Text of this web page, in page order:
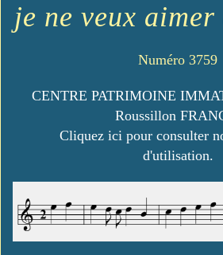
je ne veux
Numéro 3759
CENTRE PATRIMOINE
Roussillon
Cliquez ici pour consulter
d'utilisation.